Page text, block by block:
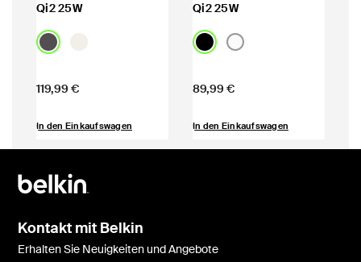
Qi2 25W
Price:
119,99 €
In den Einkaufswagen
Qi2 25W
Price:
89,99 €
In den Einkaufswagen
Kontakt mit Belkin
Erhalten Sie Neuigkeiten und Angebote